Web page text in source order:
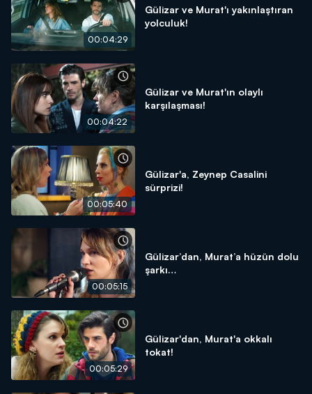
00:04:29
Gülizar ve Murat'ı yakınlaştıran
yolculuk!
00:04:22
Gülizar ve Murat'ın olaylı
karşılaşması!
00:05:40
Gülizar'a, Zeynep Casalini
sürprizi!
00:05:15
Gülizar’dan, Murat’a hüzün dolu
şarkı…
00:05:29
Gülizar'dan, Murat'a okkalı
tokat!